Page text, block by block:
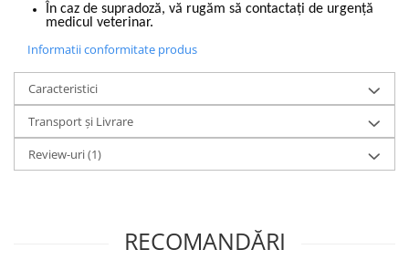
În caz de supradoză, vă rugăm să contactați de urgență
medicul veterinar.
Informatii conformitate produs
Caracteristici
Transport și Livrare
Review-uri(1)
RECOMANDĂRI